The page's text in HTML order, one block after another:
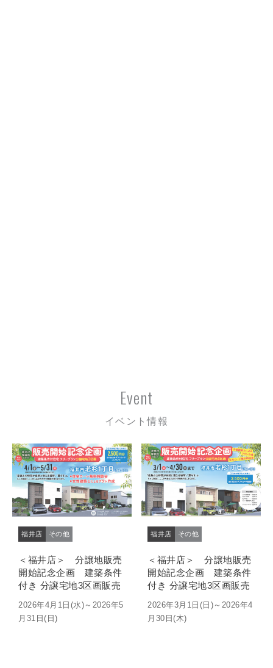
Event
イベント情報
福井店 その他
＜福井店＞ 分譲地販売
開始記念企画 建築条件
付き 分譲宅地3区画販売
2026年4月1日(水)～2026年5
月31日(日)
福井店 その他
＜福井店＞ 分譲地販売
開始記念企画 建築条件
付き 分譲宅地3区画販売
2026年3月1日(日)～2026年4
月30日(木)